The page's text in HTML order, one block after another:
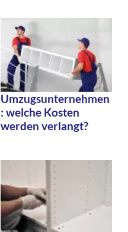
Umzugsunternehmen
: welche Kosten
werden verlangt?